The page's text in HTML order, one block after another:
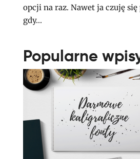
opcji na raz. Nawet ja czuję się
gdy...
Popularne